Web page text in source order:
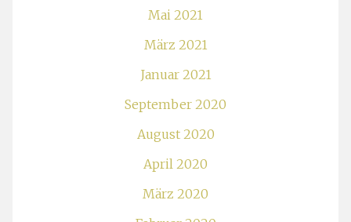
Mai 2021
März 2021
Januar 2021
September 2020
August 2020
April 2020
März 2020